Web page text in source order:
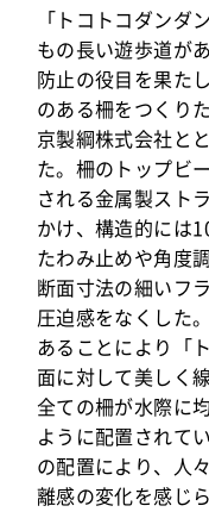
「トコトコダンダ
もの長い遊歩道が
防止の役目を果た
のある柵をつくり
京製綱株式会社と
た。柵のトップビ
される金属製スト
かけ、構造的には
たわみ止めや角度
断面寸法の細いフ
圧迫感をなくした
あることにより「
面に対して美しく
全ての柵が水際に
ように配置されて
の配置により、人
離感の変化を感じ